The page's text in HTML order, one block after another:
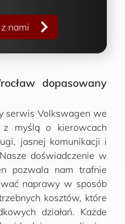
nami
dopasowany
serwis Volkswagen we
z myślą o kierowcach
jasnej komunikacji i
doświadczenie w
pozwala nam trafnie
naprawy w sposób
kosztów, które
działań. Każde